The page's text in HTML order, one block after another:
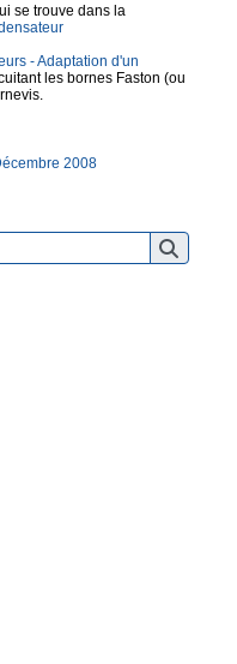
se trouve dans la
- Adaptation d'un
les bornes Faston (ou
2008